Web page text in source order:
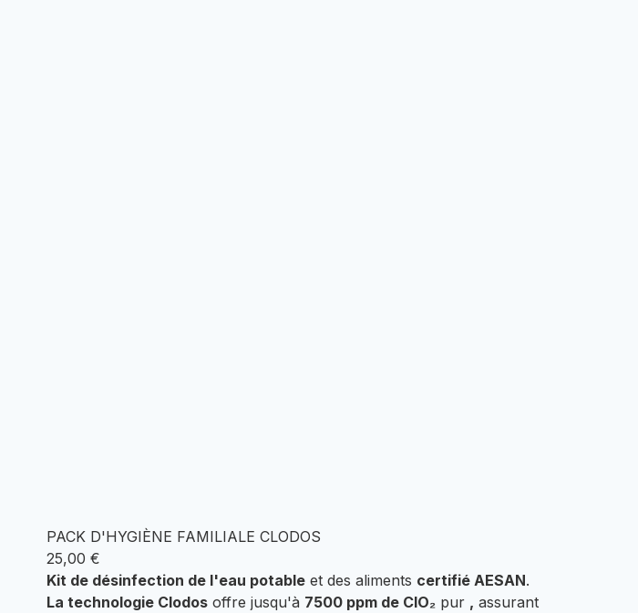
PACK D'HYGIÈNE FAMILIALE CLODOS
25,00 €
Kit de désinfection de l'eau potableet des aliments certifié AESAN.
La technologie Clodosoffre jusqu'à 7500 ppm de ClO₂ pur , assurant